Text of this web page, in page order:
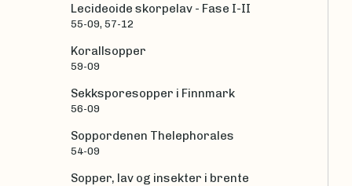
Lecideoide skorpelav - Fase I-II
55-09, 57-12
Korallsopper
59-09
Sekksporesopper i Finnmark
56-09
Soppordenen Thelephorales
54-09
Sopper, lav og insekter i brente